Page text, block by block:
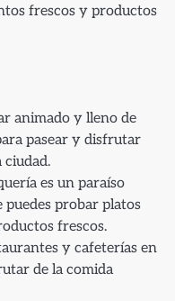
frescos y productos
animado y lleno de
pasear y disfrutar
ciudad.
es un paraíso
probar platos
frescos.
y cafeterías en
de la comida